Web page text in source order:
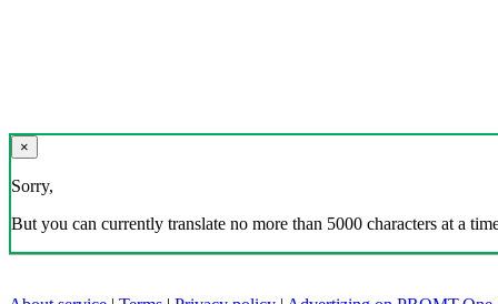
×
Sorry,
But you can currently translate no more than 5000 characters at a